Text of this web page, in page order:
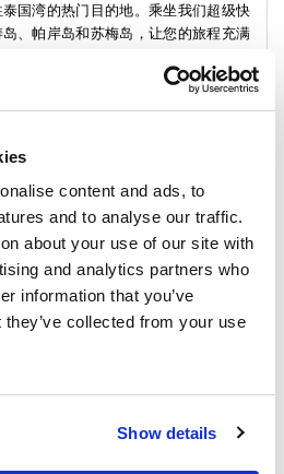
content and ads, to
and to analyse our traffic.
about your use of our site with
and analytics partners who
information that you’ve
collected from your use
Show details
国湾的热门目的地。乘坐我们超级快
、帕岸岛和苏梅岛，让您的旅程充满
力于通过其高速渡轮舰队改变您的旅
力确保您的旅程安全、快速且难以忘
树立新的标杆。我们引领行业发展，
的最佳选择。我们以卓越的服务、安
们的目标是让交通方式成为您旅行故
服务，满足您多样化的旅行需求。我